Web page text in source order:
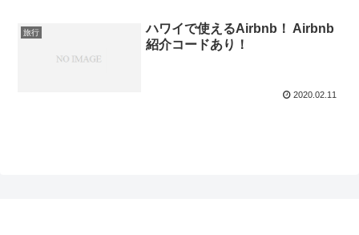
旅行
ハワイで使えるAirbnb！ Airbnb
紹介コードあり！
2020.02.11